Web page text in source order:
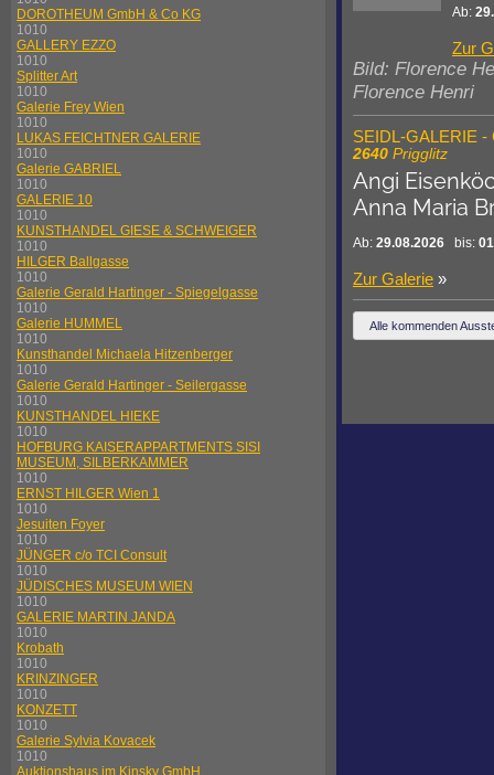
DOROTHEUM GmbH & Co KG
1010
GALLERY EZZO
1010
Splitter Art
1010
Galerie Frey Wien
1010
LUKAS FEICHTNER GALERIE
1010
Galerie GABRIEL
1010
GALERIE 10
1010
KUNSTHANDEL GIESE & SCHWEIGER
1010
HILGER Ballgasse
1010
Galerie Gerald Hartinger - Spiegelgasse
1010
Galerie HUMMEL
1010
Kunsthandel Michaela Hitzenberger
1010
Galerie Gerald Hartinger - Seilergasse
1010
KUNSTHANDEL HIEKE
1010
HOFBURG KAISERAPPARTMENTS SISI
MUSEUM, SILBERKAMMER
1010
ERNST HILGER Wien 1
1010
Jesuiten Foyer
1010
JÜNGER c/o TCI Consult
1010
JÜDISCHES MUSEUM WIEN
1010
GALERIE MARTIN JANDA
1010
Krobath
1010
KRINZINGER
1010
KONZETT
1010
Galerie Sylvia Kovacek
1010
Auktionshaus im Kinsky GmbH
Ab:
Zur
Bild: Florence
Florence Henri
SEIDL-GALERIE -
2640 Prigglitz
Angi
Anna Maria
Ab: 29.08.2026 bis:
Zur Galerie »
Alle kommenden